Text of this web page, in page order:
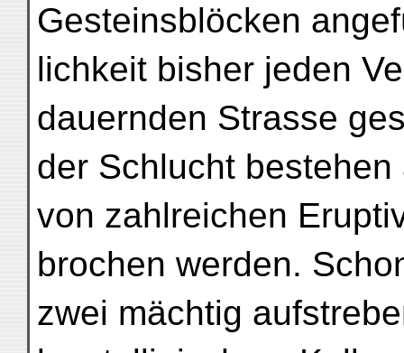
Gesteinsblöcken
lichkeit bisher jeden
dauernden Strasse
der Schlucht
von zahlreichen
brochen werden.
zwei mächtig